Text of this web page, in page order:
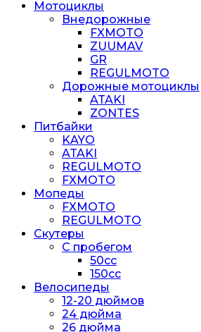
Мотоциклы
Внедорожные
FXMOTO
ZUUMAV
GR
REGULMOTO
Дорожные мотоциклы
ATAKI
ZONTES
Питбайки
KAYO
ATAKI
REGULMOTO
FXMOTO
Мопеды
FXMOTO
REGULMOTO
Скутеры
С пробегом
50cc
150cc
Велосипеды
12-20 дюймов
24 дюйма
26 дюйма